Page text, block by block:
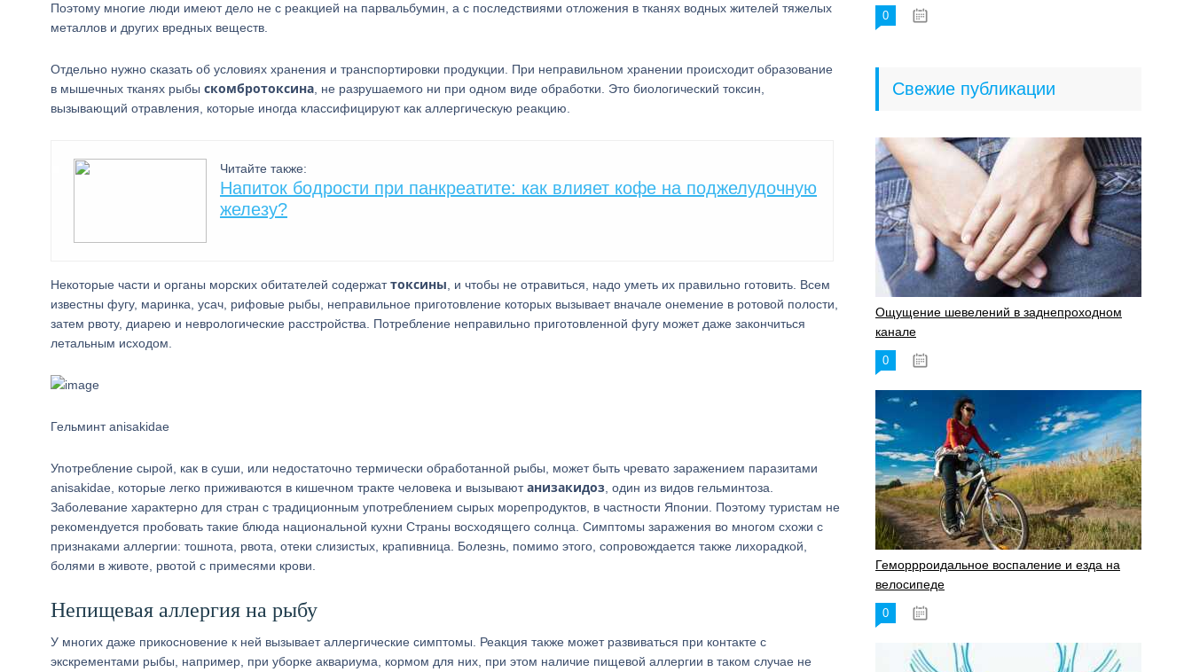
Поэтому многие люди имеют дело не с реакцией на парвальбумин, а с последствиями отложения в тканях водных жителей тяжелых
металлов и других вредных веществ.
Отдельно нужно сказать об условиях хранения и транспортировки продукции. При неправильном хранении происходит образование
в мышечных тканях рыбы скомбротоксина , не разрушаемого ни при одном виде обработки. Это биологический токсин,
вызывающий отравления, которые иногда классифицируют как аллергическую реакцию.
Читайте также:
Напиток бодрости при панкреатите: как влияет кофе на поджелудочную
железу?
Некоторые части и органы морских обитателей содержаттоксины , и чтобы не отравиться, надо уметь их правильно готовить. Всем
известны фугу, маринка, усач, рифовые рыбы, неправильное приготовление которых вызывает вначале онемение в ротовой полости,
затем рвоту, диарею и неврологические расстройства. Потребление неправильно приготовленной фугу может даже закончиться
летальным исходом.
Гельминт anisakidae
Употребление сырой, как в суши, или недостаточно термически обработанной рыбы, может быть чревато заражением паразитами
anisakidae, которые легко приживаются в кишечном тракте человека и вызываютанизакидоз , один из видов гельминтоза.
Заболевание характерно для стран с традиционным употреблением сырых морепродуктов, в частности Японии. Поэтому туристам не
рекомендуется пробовать такие блюда национальной кухни Страны восходящего солнца. Симптомы заражения во многом схожи с
признаками аллергии: тошнота, рвота, отеки слизистых, крапивница. Болезнь, помимо этого, сопровождается также лихорадкой,
болями в животе, рвотой с примесями крови.
Непищевая аллергия на рыбу
У многих даже прикосновение к ней вызывает аллергические симптомы. Реакция также может развиваться при контакте с
экскрементами рыбы, например, при уборке аквариума, кормом для них, при этом наличие пищевой аллергии в таком случае не
0
Свежие публикации
Ощущение шевелений в заднепроходном
канале
0
Геморрроидальное воспаление и езда на
велосипеде
0